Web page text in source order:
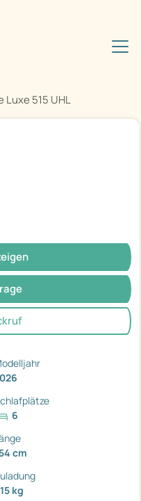
Luxe 515 UHL
6
cm
kg